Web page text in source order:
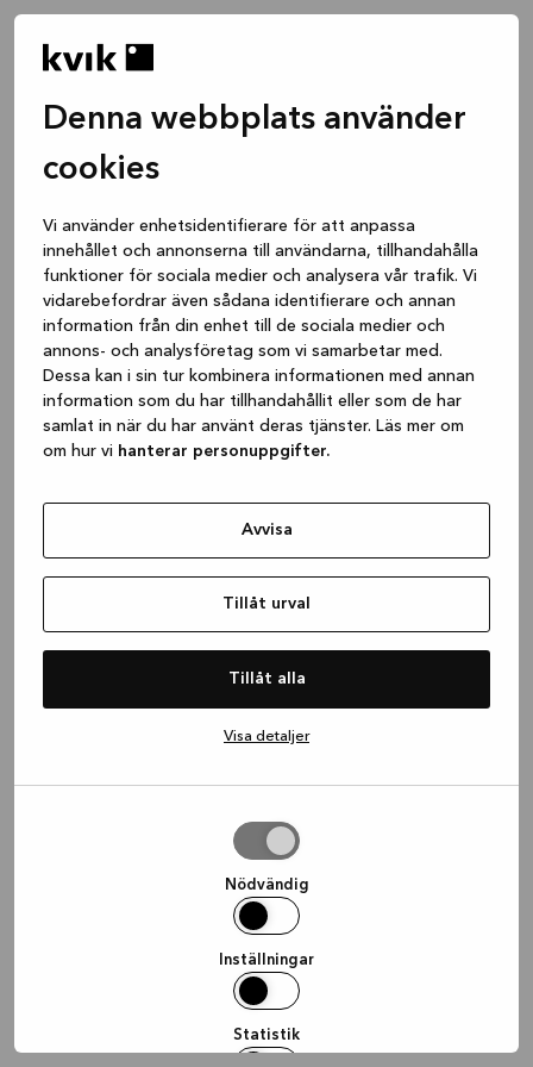
Denna webbplats använder
cookies
Vi använder enhetsidentifierare för att anpassa
innehållet och annonserna till användarna, tillhandahålla
funktioner för sociala medier och analysera vår trafik. Vi
vidarebefordrar även sådana identifierare och annan
information från din enhet till de sociala medier och
annons- och analysföretag som vi samarbetar med.
Dessa kan i sin tur kombinera informationen med annan
information som du har tillhandahållit eller som de har
samlat in när du har använt deras tjänster. Läs mer om
om hur vi hanterar personuppgifter.
Avvisa
Tillåt urval
Tillåt alla
Visa detaljer
Nödvändig
Inställningar
Statistik
(see the browser console for more
information).